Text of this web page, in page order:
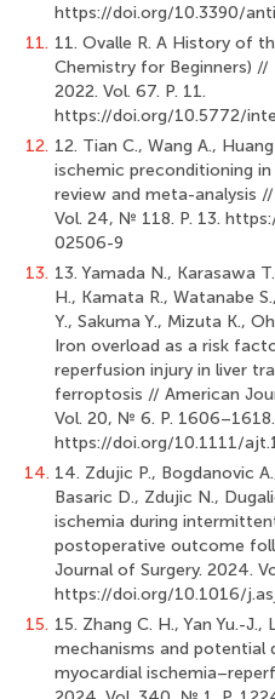
https://doi.org/10.3390/
11. 11. Ovalle R. A History of
Chemistry for Beginners) //
2022. Vol. 67. P. 11.
https://doi.org/10.5772/
12. 12. Tian C., Wang A.,
ischemic preconditioning
review and meta-analysis
Vol. 24, № 118. P. 13.
02506-9
13. 13. Yamadа N., Karasawa
H., Kamata R., Watanabe
Y., Sakuma Y., Mizuta K.,
Iron overload as a risk
reperfusion injury in liver
ferroptosis // American
Vol. 20, № 6. P. 1606–1618.
https://doi.org/10.1111/
14. 14. Zdujic P., Bogdanovic
Basaric D., Zdujic N.,
ischemia during
postoperative outcome
Journal of Surgery. 2024.
https://doi.org/10.1016/
15. 15. Zhang C. H., Yan Yu.-
mechanisms and
myocardial